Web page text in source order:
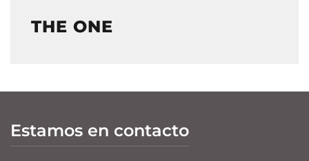
THE ONE
Estamos en contacto